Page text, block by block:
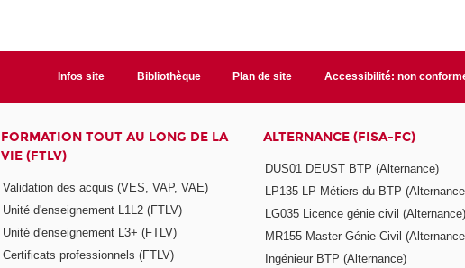
Infos site Bibliothèque Plan de site Accessibilité: non
FORMATION TOUT AU LONG DE LA
VIE (FTLV)
Validation des acquis (VES, VAP, VAE)
Unité d'enseignement L1L2 (FTLV)
Unité d'enseignement L3+ (FTLV)
Certificats professionnels (FTLV)
ALTERNANCE (FISA-FC)
DUS01 DEUST BTP (Alternance)
LP135 LP Métiers du BTP
LG035 Licence génie civil (Alternance)
MR155 Master Génie Civil
Ingénieur BTP (Alternance)